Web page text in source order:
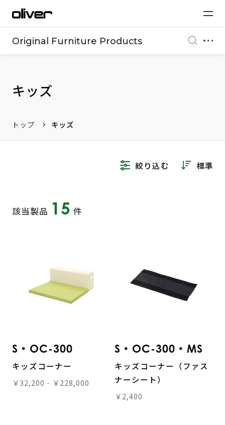
Original Furniture Products
キッズ
トップ キッズ
絞り込む 標準
該当製品 15 件
S・OC-300
キッズコーナー
￥32,200 - ￥228,000
S・OC-300・MS
キッズコーナー（ファス
ナーシート）
￥2,400